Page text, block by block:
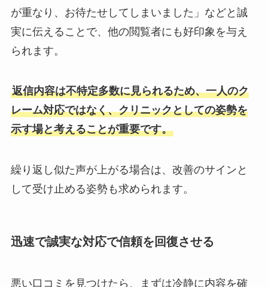
が重なり、お待たせしてしまいました」などと誠
実に伝えることで、他の閲覧者にも好印象を与え
られます。
返信内容は不特定多数に見られるため、一人のク
レーム対応ではなく、クリニックとしての姿勢を
示す場と考えることが重要です。
繰り返し似た声が上がる場合は、改善のサインと
して受け止める姿勢も求められます。
迅速で誠実な対応で信頼を回復させる
悪い口コミを見つけたら、まずは冷静に内容を確